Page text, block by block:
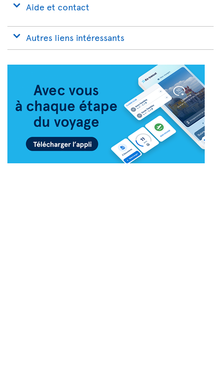
Aide et contact
Autres liens intéressants